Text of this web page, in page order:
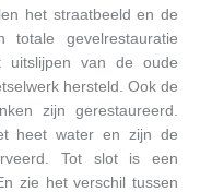
het straatbeeld en de
gevelrestauratie
uitslijpen van de oude
hersteld. Ook de
zijn gerestaureerd.
heet water en zijn de
Tot slot is een
zie het verschil tussen